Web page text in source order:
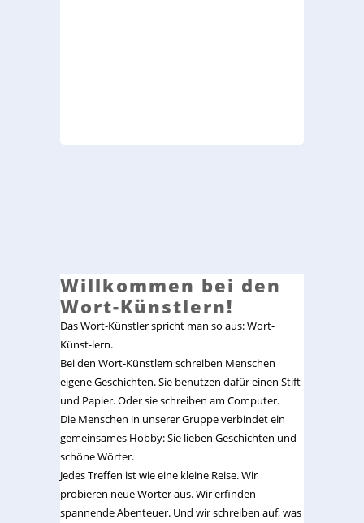
Willkommen bei den
Wort-Künstlern!
Das Wort-Künstler spricht man so aus: Wort-
Künst-lern.
Bei den Wort-Künstlern schreiben Menschen
eigene Geschichten. Sie benutzen dafür einen Stift
und Papier. Oder sie schreiben am Computer.
Die Menschen in unserer Gruppe verbindet ein
gemeinsames Hobby: Sie lieben Geschichten und
schöne Wörter.
Jedes Treffen ist wie eine kleine Reise. Wir
probieren neue Wörter aus. Wir erfinden
spannende Abenteuer. Und wir schreiben auf, was